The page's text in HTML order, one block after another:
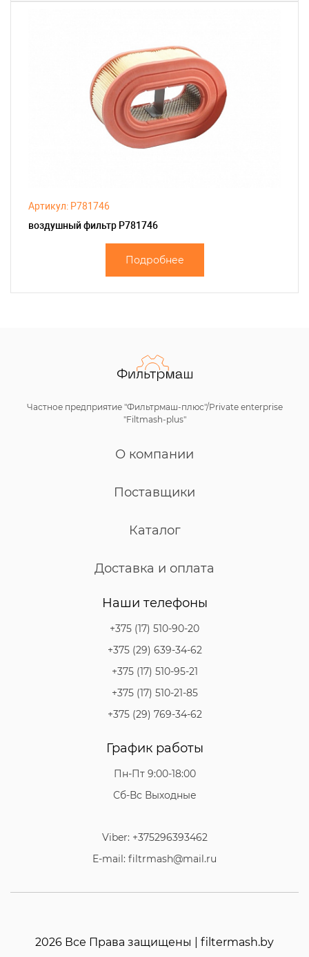
Артикул: P781746
воздушный фильтр P781746
Подробнее
Частное предприятие "Фильтрмаш-плюс"/Private enterprise
"Filtmash-plus"
О компании
Поставщики
Каталог
Доставка и оплата
Наши телефоны
+375 (17) 510-90-20
+375 (29) 639-34-62
+375 (17) 510-95-21
+375 (17) 510-21-85
+375 (29) 769-34-62
График работы
Пн-Пт 9:00-18:00
Сб-Вс Выходные
Viber: +375296393462
E-mail: filtrmash@mail.ru
2026 Все Права защищены | filtermash.by